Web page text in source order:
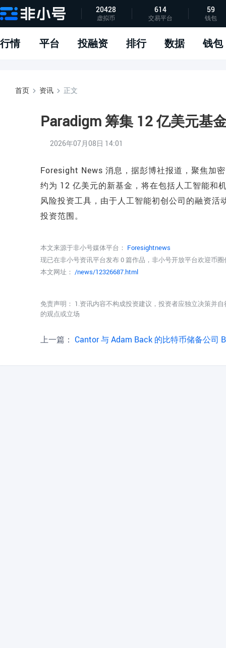
APP下载
指标说明
问题反馈
20428
虚拟币
614
交易平台
59
钱包
行情 平台 投融资 排行 数据 钱包
首页 资讯 正文
Paradigm 筹集 12 亿美元基
2026年07月08日 14:01
Foresight News 消息，据彭博社报道，聚焦加
约为 12 亿美元的新基金，将在包括人工智能和
风险投资工具，由于人工智能初创公司的融资
投资范围。
本文来源于非小号媒体平台： Foresightnews
现已在非小号资讯平台发布 0 篇作品，非小号开放平台欢迎币
本文网址： /news/12326687.html
免责声明： 1.资讯内容不构成投资建议，投资者应独立决策并
的观点或立场
上一篇： Cantor 与 Adam Back 的比特币储备公司 BSTR 将重新协商 SPAC 合并